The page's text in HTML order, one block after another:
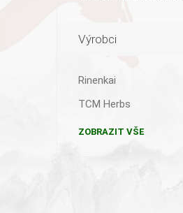
Výrobci
Rinenkai
TCM Herbs
ZOBRAZIT VŠE